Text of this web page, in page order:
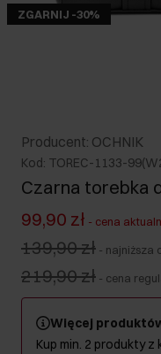
ZGARNIJ -30%
Producent: OCHNIK
Kod: TOREC-1133-
Czarna torebka
99,90 zł - cena
139,90 zł - najniższa
219,90 zł - cena
Więcej
Kup min. 2 produkty